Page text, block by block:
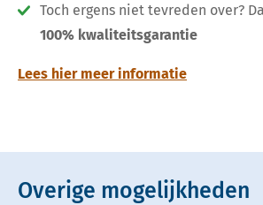
Toch ergens niet tevreden over?
100% kwaliteitsgarantie
Lees hier meer informatie
Overige mogelijkheden